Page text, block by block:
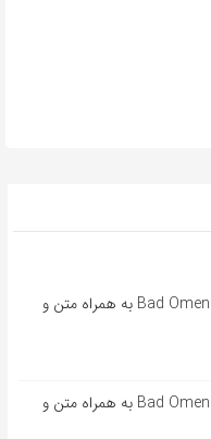
آهنگ انگلیسی Specter از Bad Omens به همراه متن و
آهنگ انگلیسی Impose از Bad Omens به همراه متن و